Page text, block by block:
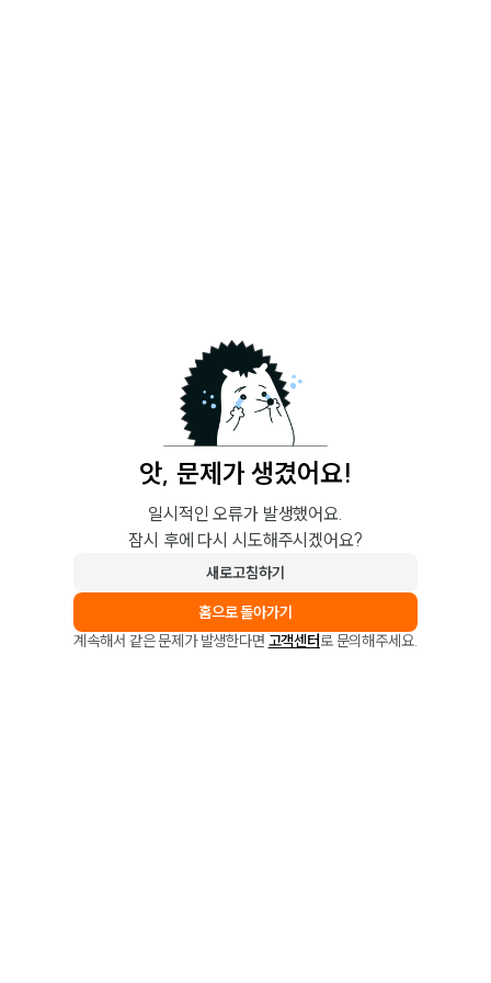
앗, 문제가 생겼어요!
일시적인 오류가 발생했어요.
잠시 후에 다시 시도해주시겠어요?
새로고침하기
홈으로 돌아가기
계속해서 같은 문제가 발생한다면 고객센터로 문의해주세요.